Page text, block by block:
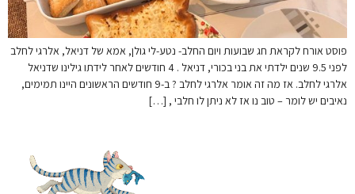
פוסט אורח לקראת חג שבועות ויום החלב- נטע-לי גולן, אמא של דניאל, אלרגי לחלב
לפני 9.5 שנים ילדתי את בני בכורי, דניאל . 4 חודשים לאחר לידתו גילינו שדניאל
אלרגי לחלב. אז מה זה אומר אלרגי לחלב ? ב-9 חודשים הראשונים היינו תמימים,
נאיבים יש לומר – טוב נו אז לא ניתן לו חלבי , […]